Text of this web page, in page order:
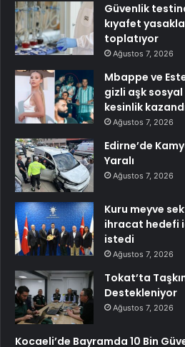
Güvenlik
kıyafet
toplatıyor
Ağustos 7, 2026
Mbappe ve
gizli aşk sosyal
kesinlik
Ağustos 7, 2026
Edirne’de
Yaralı
Ağustos 7, 2026
Kuru meyve
ihracat hedefi
istedi
Ağustos 7, 2026
Tokat’ta
Destekleniyor
Ağustos 7, 2026
Kocaeli’de Bayramda 10 Bin